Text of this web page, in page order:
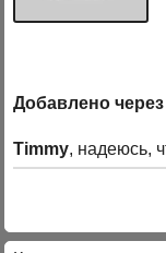
Добавлено
Timmy, надеюсь,